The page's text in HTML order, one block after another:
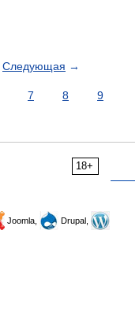
Следующая →
7 8
9
18+
Joomla,
Drupal,